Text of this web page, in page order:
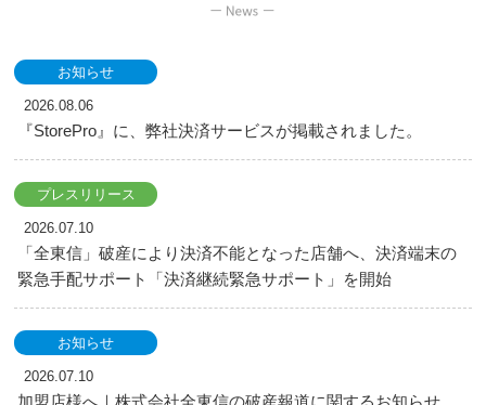
お知らせ
2026.08.06
『StorePro』に、弊社決済サービスが掲載されました。
プレスリリース
2026.07.10
「全東信」破産により決済不能となった店舗へ、決済端末の
緊急手配サポート「決済継続緊急サポート」を開始
お知らせ
2026.07.10
加盟店様へ｜株式会社全東信の破産報道に関するお知らせ